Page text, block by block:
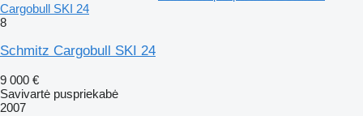
Cargobull SKI 24
8
Schmitz Cargobull SKI 24
9 000 €
Savivartė puspriekabė
2007